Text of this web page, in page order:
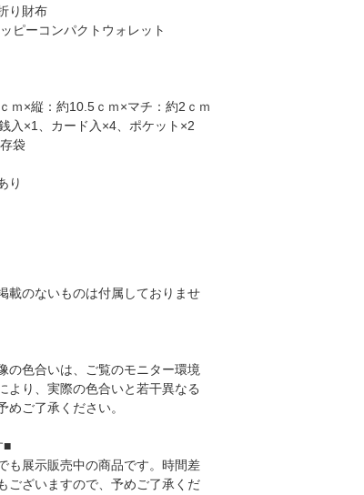
り財布
ピーコンパクトウォレット
ｍ×縦：約10.5ｃｍ×マチ：約2ｃｍ
入×1、カード入×4、ポケット×2
袋
り
載のないものは付属しておりませ
の色合いは、ご覧のモニター環境
より、実際の色合いと若干異なる
めご了承ください。
■
も展示販売中の商品です。時間差
ございますので、予めご了承くだ